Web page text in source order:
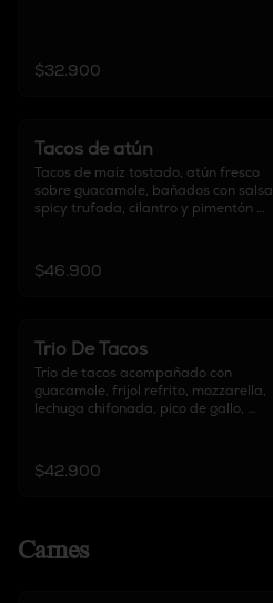
$32.900
Tacos de atún
Tacos de maíz tostado, atún fresco
sobre guacamole, bañados con salsa
spicy trufada, cilantro y pimentón
$46.900
Trio De Tacos
Trío de tacos acompañado con
guacamole, frijol refrito, mozzarella,
lechuga chifonada, pico de gallo,
$42.900
Carnes